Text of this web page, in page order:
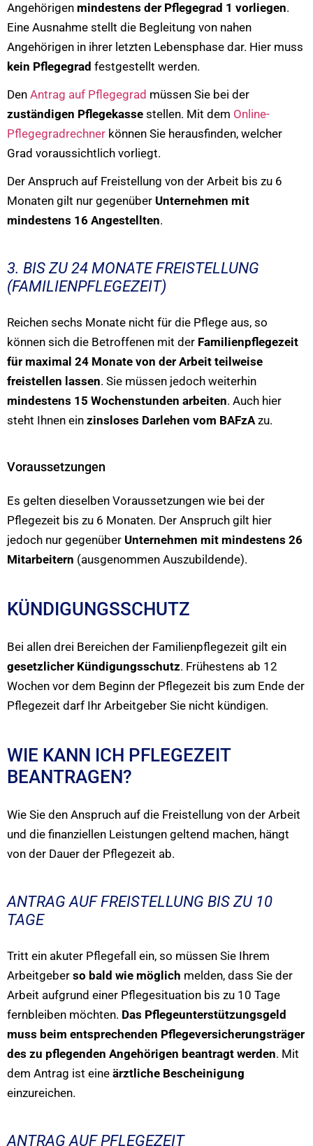
Angehörigen mindestens der Pflegegrad 1 vorliegen.
Eine Ausnahme stellt die Begleitung von nahen
Angehörigen in ihrer letzten Lebensphase dar. Hier muss
kein Pflegegrad festgestellt werden.
Den Antrag auf Pflegegrad müssen Sie bei der
zuständigen Pflegekasse stellen. Mit dem Online-
Pflegegradrechner können Sie herausfinden, welcher
Grad voraussichtlich vorliegt.
Der Anspruch auf Freistellung von der Arbeit bis zu 6
Monaten gilt nur gegenüber Unternehmen mit
mindestens 16 Angestellten.
3. BIS ZU 24 MONATE FREISTELLUNG
(FAMILIENPFLEGEZEIT)
Reichen sechs Monate nicht für die Pflege aus, so
können sich die Betroffenen mit der Familienpflegezeit
für maximal 24 Monate von der Arbeit teilweise
freistellen lassen. Sie müssen jedoch weiterhin
mindestens 15 Wochenstunden arbeiten. Auch hier
steht Ihnen ein zinsloses Darlehen vom BAFzAzu.
Voraussetzungen
Es gelten dieselben Voraussetzungen wie bei der
Pflegezeit bis zu 6 Monaten. Der Anspruch gilt hier
jedoch nur gegenüber Unternehmen mit mindestens 26
Mitarbeitern (ausgenommen Auszubildende).
KÜNDIGUNGSSCHUTZ
Bei allen drei Bereichen der Familienpflegezeit gilt ein
gesetzlicher Kündigungsschutz. Frühestens ab 12
Wochen vor dem Beginn der Pflegezeit bis zum Ende der
Pflegezeit darf Ihr Arbeitgeber Sie nicht kündigen.
WIE KANN ICH PFLEGEZEIT
BEANTRAGEN?
Wie Sie den Anspruch auf die Freistellung von der Arbeit
und die finanziellen Leistungen geltend machen, hängt
von der Dauer der Pflegezeit ab.
ANTRAG AUF FREISTELLUNG BIS ZU 10
TAGE
Tritt ein akuter Pflegefall ein, so müssen Sie Ihrem
Arbeitgeber so bald wie möglich melden, dass Sie der
Arbeit aufgrund einer Pflegesituation bis zu 10 Tage
fernbleiben möchten. Das Pflegeunterstützungsgeld
muss beim entsprechenden Pflegeversicherungsträger
des zu pflegenden Angehörigen beantragt werden. Mit
dem Antrag ist eine ärztliche Bescheinigung
einzureichen.
ANTRAG AUF PFLEGEZEIT